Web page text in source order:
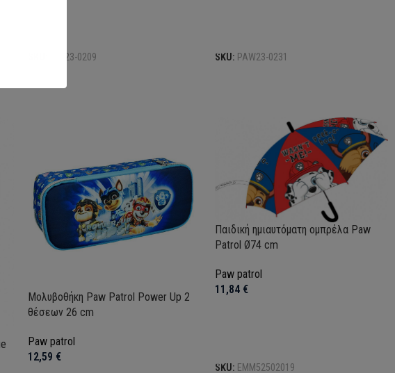
MIC23-0209 SKU: PAW23-0231
Μολυβοθήκη Paw Patrol Power Up 2
θέσεων 26 cm
Paw patrol
12,59 €
Παιδική ημιαυτόματη ομπρέλα Paw
Patrol Ø74 cm
Paw patrol
11,84 €
SKU: EMM52502019